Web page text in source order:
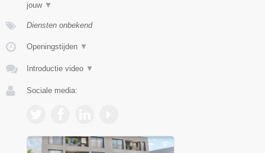
jouw ▼
Diensten onbekend
Openingstijden ▼
Introductie video ▼
Sociale media: